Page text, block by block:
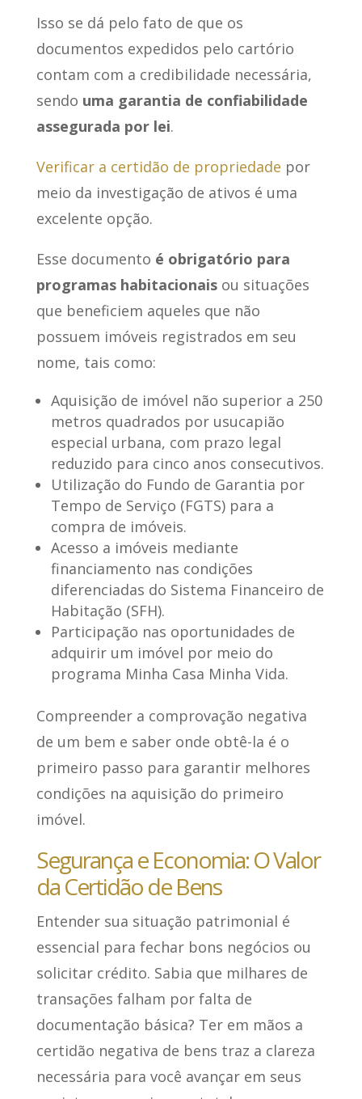
Isso se dá pelo fato de que os
documentos expedidos pelo cartório
contam com a credibilidade necessária,
sendo uma garantia de confiabilidade
assegurada por lei.
Verificar a certidão de propriedade por
meio da investigação de ativos é uma
excelente opção.
Esse documento é obrigatório para
programas habitacionaisou situações
que beneficiem aqueles que não
possuem imóveis registrados em seu
nome, tais como:
Aquisição de imóvel não superior a 250
metros quadrados por usucapião
especial urbana, com prazo legal
reduzido para cinco anos consecutivos.
Utilização do Fundo de Garantia por
Tempo de Serviço (FGTS) para a
compra de imóveis.
Acesso a imóveis mediante
financiamento nas condições
diferenciadas do Sistema Financeiro de
Habitação (SFH).
Participação nas oportunidades de
adquirir um imóvel por meio do
programa Minha Casa Minha Vida.
Compreender a comprovação negativa
de um bem e saber onde obtê-la é o
primeiro passo para garantir melhores
condições na aquisição do primeiro
imóvel.
Segurança e Economia: O Valor
da Certidão de Bens
Entender sua situação patrimonial é
essencial para fechar bons negócios ou
solicitar crédito. Sabia que milhares de
transações falham por falta de
documentação básica? Ter em mãos a
certidão negativa de bens traz a clareza
necessária para você avançar em seus